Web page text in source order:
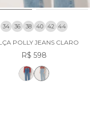
34 36 38 40 42 44
POLLY JEANS CLARO
R$ 598